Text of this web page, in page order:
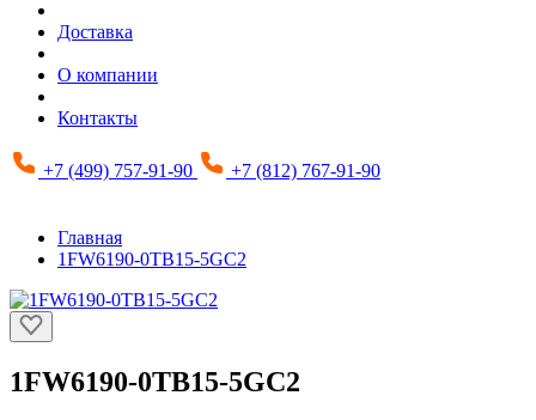
Доставка
О компании
Контакты
+7 (499) 757-91-90 +7 (812) 767-91-90
Главная
1FW6190-0TB15-5GC2
1FW6190-0TB15-5GC2